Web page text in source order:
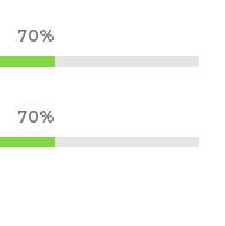
70%
70%